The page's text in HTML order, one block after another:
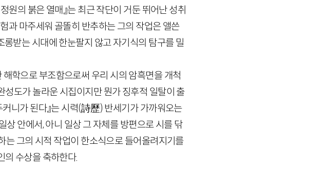
원의 붉은 열매』는 최근 작단이 거둔 뛰어난 성취
과 마주세워 골똘히 반추하는 그의 작업은 앨쓴
받는 시대에 한눈팔지 않고 자기식의 탐구를 밀
학으로 부조함으로써 우리 시의 암흑면을 개척
성도가 놀라운 시집이지만 뭔가 징후적 일탈이 출
니가 된다』는 시력(詩歷)반세기가 가까워오는
안에서, 아니 일상 그 자체를 방편으로 시를 닦
는 그의 시적 작업이 한소식으로 들어올려지기를
의 수상을 축하한다.